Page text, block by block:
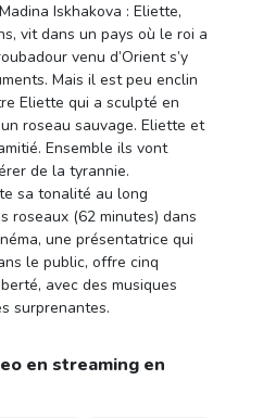
Iskhakova : Eliette,
vit dans un pays où le roi a
venu d’Orient s’y
Mais il est peu enclin
Eliette qui a sculpté en
roseau sauvage. Eliette et
Ensemble ils vont
de la tyrannie.
sa tonalité au long
roseaux (62 minutes) dans
une présentatrice qui
le public, offre cinq
avec des musiques
surprenantes.
en streaming en